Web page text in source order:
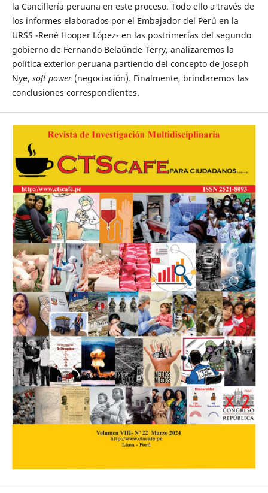
la Cancillería peruana en este proceso. Todo ello a través de
los informes elaborados por el Embajador del Perú en la
URSS -René Hooper López- en las postrimerías del segundo
gobierno de Fernando Belaúnde Terry, analizaremos la
política exterior peruana partiendo del concepto de Joseph
Nye, soft power(negociación). Finalmente, brindaremos las
conclusiones correspondientes.